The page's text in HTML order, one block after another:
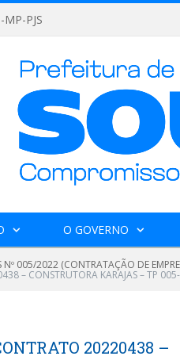
PJS
O GOVERNO
Nº 005/2022 (CONTRATAÇÃO DE
– CONSTRUTORA KARAJAS – TP
20220438 –